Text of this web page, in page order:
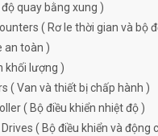
quay bằng xung )
( Rơ le thời gian và bộ
an toàn )
khối lượng )
( Van và thiết bị chấp hành )
( Bộ điều khiển nhiệt độ )
( Bộ điều khiển và động